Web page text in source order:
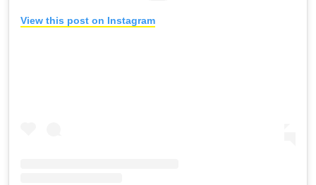
View this post on Instagram